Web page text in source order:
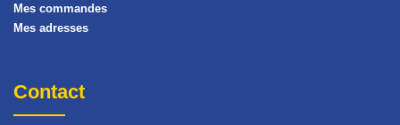
Mes commandes
Mes adresses
Contact